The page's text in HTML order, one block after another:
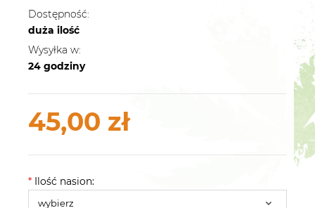
Dostępność:
duża ilość
Wysyłka w:
24 godziny
45,00 zł
* Ilość nasion: